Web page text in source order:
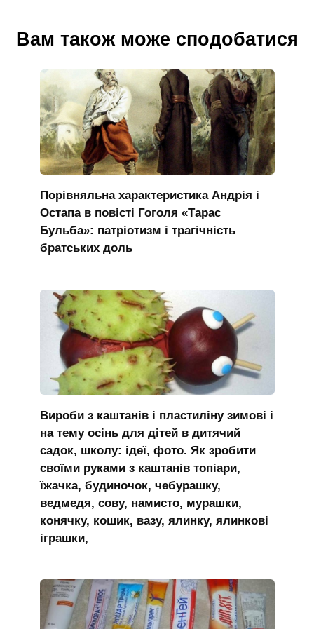
Вам також може сподобатися
Порівняльна характеристика Андрія і
Остапа в повісті Гоголя «Тарас
Бульба»: патріотизм і трагічність
братських доль
Вироби з каштанів і пластиліну зимові і
на тему осінь для дітей в дитячий
садок, школу: ідеї, фото. Як зробити
своїми руками з каштанів топіари,
їжачка, будиночок, чебурашку,
ведмедя, сову, намисто, мурашки,
конячку, кошик, вазу, ялинку, ялинкові
іграшки,